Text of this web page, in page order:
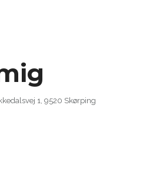
1, 9520 Skørping